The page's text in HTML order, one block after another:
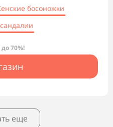
босоножки
70%!
еще